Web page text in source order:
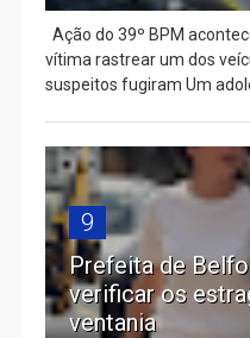
Ação do 39º BPM
vítima rastrear um dos
suspeitos fugiram Um
9
Prefeita de
verificar os
ventania